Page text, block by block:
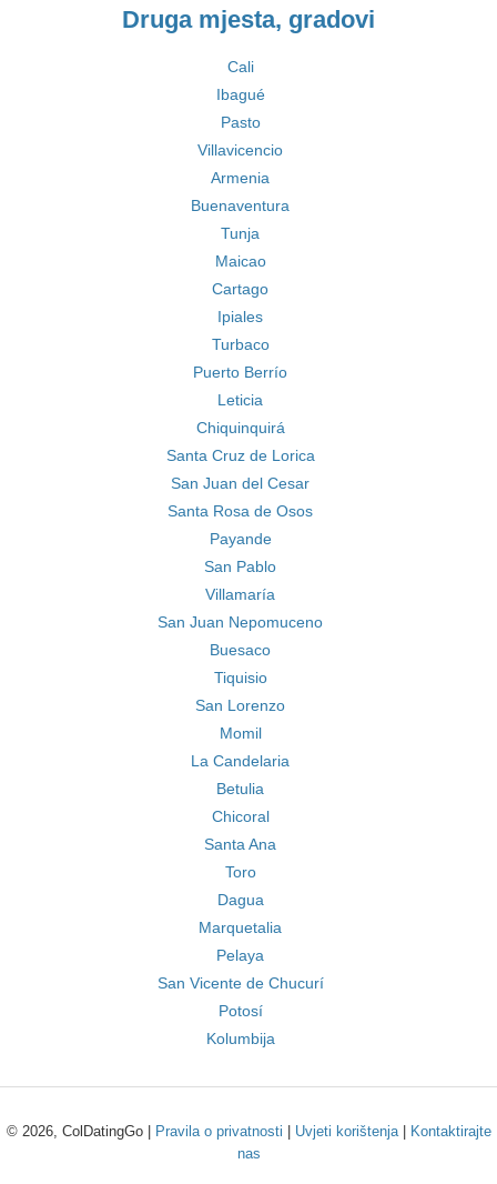
Druga mjesta, gradovi
Cali
Ibagué
Pasto
Villavicencio
Armenia
Buenaventura
Tunja
Maicao
Cartago
Ipiales
Turbaco
Puerto Berrío
Leticia
Chiquinquirá
Santa Cruz de Lorica
San Juan del Cesar
Santa Rosa de Osos
Payande
San Pablo
Villamaría
San Juan Nepomuceno
Buesaco
Tiquisio
San Lorenzo
Momil
La Candelaria
Betulia
Chicoral
Santa Ana
Toro
Dagua
Marquetalia
Pelaya
San Vicente de Chucurí
Potosí
Kolumbija
© 2026, ColDatingGo | Pravila o privatnosti Uvjeti korištenja|
Kontaktirajte
nas